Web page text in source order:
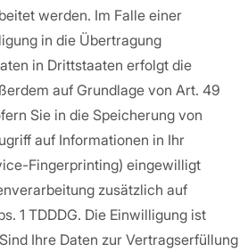
werden. Im Falle einer
in die Übertragung
in Drittstaaten erfolgt die
auf Grundlage von Art. 49
Sie in die Speicherung von
auf Informationen in Ihr
Fingerprinting) eingewilligt
zusätzlich auf
1 TDDDG. Die Einwilligung ist
Ihre Daten zur Vertragserfüllung